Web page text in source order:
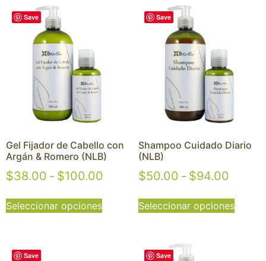
Save
Gel Fijador de Cabello con
Argán & Romero (NLB)
$38.00 - $100.00
Seleccionar opciones
Save
Shampoo Cuidado Diario
(NLB)
$50.00 - $94.00
Seleccionar opciones
Save Save